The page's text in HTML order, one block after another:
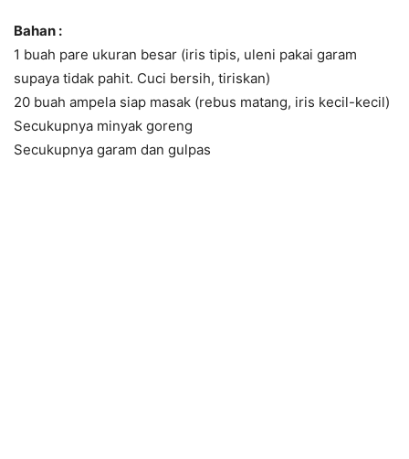
Bahan :
1 buah pare ukuran besar (iris tipis, uleni pakai garam
supaya tidak pahit. Cuci bersih, tiriskan)
20 buah ampela siap masak (rebus matang, iris kecil-kecil)
Secukupnya minyak goreng
Secukupnya garam dan gulpas